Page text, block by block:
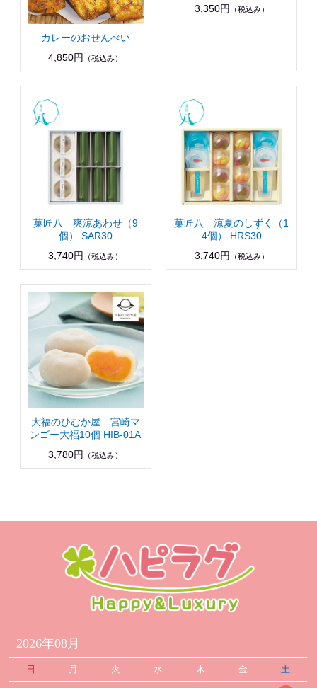
カレーのおせんべい
4,850円
（税込み）
3,350円 （税込み）
菓匠八 爽涼あわせ（9
個） SAR30
3,740円
（税込み）
菓匠八 涼夏のしずく（1
4個） HRS30
3,740円
（税込み）
大福のひむか屋 宮崎マ
ンゴー大福10個 HIB-01A
3,780円
（税込み）
2026年08月
日 月 火 水 木 金 土